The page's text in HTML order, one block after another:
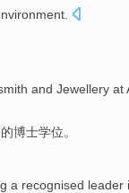
and Jewellery at
的博士学位。
a recognised leader